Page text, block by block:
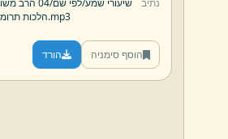
נתיב שיעורי שמע/לפי שם/04 הרב משולם וורמסר/
הלכותתרומ 18.mp3
הוסף סימניה הורד